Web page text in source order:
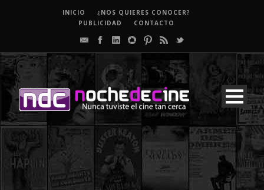
INICIO
¿NOS QUIERES CONOCER?
PUBLICIDAD
CONTACTO